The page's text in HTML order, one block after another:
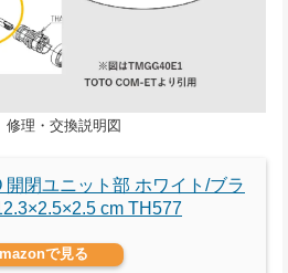
修理・交換説明図
開閉ユニット部 ホワイト/ブラ
cm TH577
で見る